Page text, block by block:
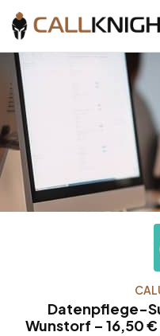
Datenpflege-
Wunstorf – 16,50